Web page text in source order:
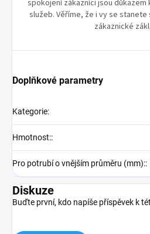
spokojení zákazníci jsou
služeb. Věříme, že i vy se
zákaznické
Doplňkové parametry
Kategorie:
Hmotnost::
Pro potrubí o vnějším průměru (mm)::
Diskuze
Buďte první, kdo napíše příspěvek k